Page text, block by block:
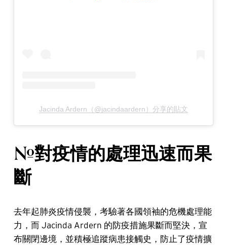
Jacinda Ardern（@jacindaardern）分享的貼文
#對疫情的處理迅速而果
斷
去年起肺炎疫情侵襲，考驗著各國領袖的危機處理能
力，而 Jacinda Ardern 的防疫措施果斷而堅決，宣
布關閉邊境，並積極追蹤病患接觸史，防止了疫情擴